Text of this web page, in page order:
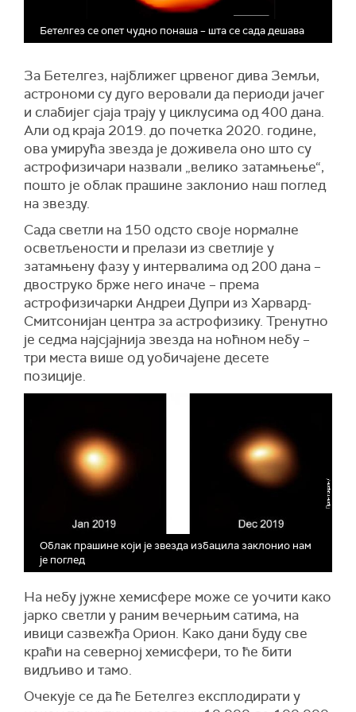
Бетелгез се опет чудно понаша – шта се сада дешава
За Бетелгез, најближег црвеног дива Земљи,
астрономи су дуго веровали да периоди јачег
и слабијег сјаја трају у циклусима од 400 дана.
Али од краја 2019. до почетка 2020. године,
ова умирућа звезда је доживела оно што су
астрофизичари назвали „велико затамњење“,
пошто је облак прашине заклонио наш поглед
на звезду.
Сада светли на 150 одсто своје нормалне
осветљености и прелази из светлије у
затамњену фазу у интервалима од 200 дана –
двоструко брже него иначе – према
астрофизичарки Андреи Дупри из Харвард-
Смитсонијан центра за астрофизику. Тренутно
је седма најсјајнија звезда на ноћном небу –
три места више од уобичајене десете
позиције.
Облак прашине који је звезда избацила заклонио нам
је поглед
На небу јужне хемисфере може се уочити како
јарко светли у раним вечерњим сатима, на
ивици сазвежђа Орион. Како дани буду све
краћи на северној хемисфери, то ће бити
видљиво и тамо.
Очекује се да ће Бетелгез експлодирати у